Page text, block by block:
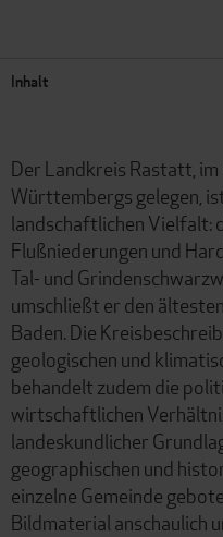
Inhalt
Der Landkreis Rastatt,
Württembergs gelegen,
landschaftlichen Vielfalt:
Flußniederungen und
Tal- und
umschließt er den
Baden. Die
geologischen und
behandelt zudem die
wirtschaftlichen
landeskundlicher
geographischen und
einzelne Gemeinde
Bildmaterial anschaulich